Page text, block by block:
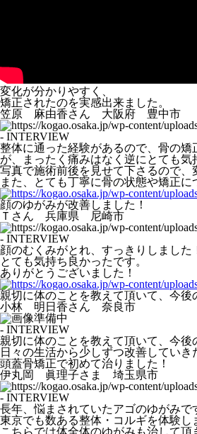
変化が分かりやすく、
矯正されたのを実感出来ました。
笠原 麻由香さん 大阪府 豊中市
- INTERVIEW
整体に通った経験があるので、骨の矯
が、まったく痛みはなく逆にとても気
写真で施術前後を見せて下さるので、
また、とても丁寧に骨の状態や矯正に
顔のゆがみが改善しました！
Ｔさん 兵庫県 尼崎市
- INTERVIEW
顔のむくみがとれ、すっきりしました
とても気持ち良かったです。
ありがとうございました！
親切に体のことを教えて頂いて、今後
小林 明日香さん 奈良市
- INTERVIEW
親切に体のことを教えて頂いて、今後
日々の生活から少しずつ改善していき
頭蓋骨矯正で初めて治りました！
伊丸岡 眞理子さま 埼玉県市
- INTERVIEW
長年、悩まされていたアゴのゆがみで
東京でも数ある整体・コルギを体験し
こちらでは体全体のゆがみも治して頂